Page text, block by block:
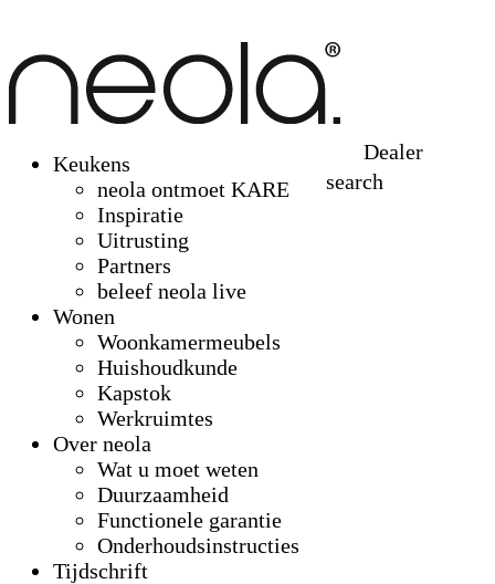
Keukens
neola ontmoet KARE
Inspiratie
Uitrusting
Partners
beleef neola live
Wonen
Woonkamermeubels
Huishoudkunde
Kapstok
Werkruimtes
Over neola
Wat u moet weten
Duurzaamheid
Functionele garantie
Onderhoudsinstructies
Tijdschrift
Dealer
search